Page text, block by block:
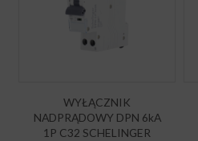
WYŁĄCZNIK
NADPRĄDOWY DPN 6kA
1P C32 SCHELINGER